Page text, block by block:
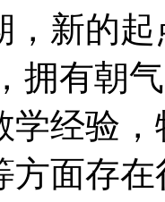
，新的
拥有朝
学经验
方面存